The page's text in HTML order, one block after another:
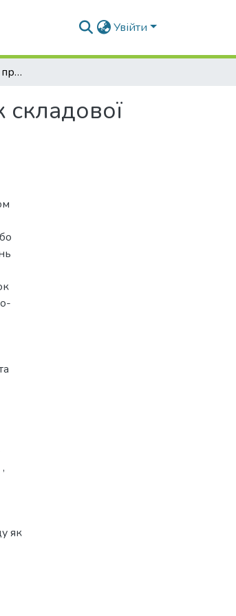
Увійти
Формування об’єктів природно-заповідного фонду як складової екомережі України
,
як